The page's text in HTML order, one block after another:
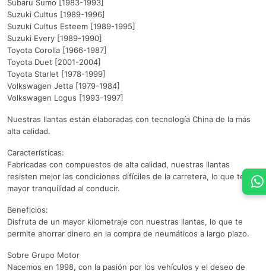
Subaru Sumo [1983-1993]
Suzuki Cultus [1989-1996]
Suzuki Cultus Esteem [1989-1995]
Suzuki Every [1989-1990]
Toyota Corolla [1966-1987]
Toyota Duet [2001-2004]
Toyota Starlet [1978-1999]
Volkswagen Jetta [1979-1984]
Volkswagen Logus [1993-1997]
Nuestras llantas están elaboradas con tecnología China de la más
alta calidad.
Características:
Fabricadas con compuestos de alta calidad, nuestras llantas
resisten mejor las condiciones difíciles de la carretera, lo que te da
mayor tranquilidad al conducir.
Beneficios:
Disfruta de un mayor kilometraje con nuestras llantas, lo que te
permite ahorrar dinero en la compra de neumáticos a largo plazo.
Sobre Grupo Motor
Nacemos en 1998, con la pasión por los vehículos y el deseo de